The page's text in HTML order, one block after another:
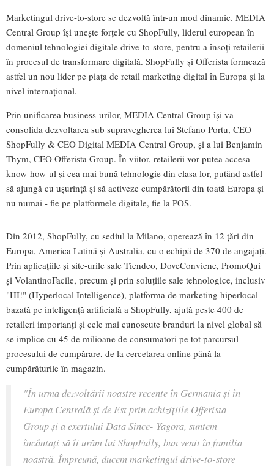
Marketingul drive-to-store se dezvoltă într-un mod dinamic. MEDIA
Central Group își unește forțele cu ShopFully, liderul european în
domeniul tehnologiei digitale drive-to-store, pentru a însoți retailerii
în procesul de transformare digitală. ShopFully și Offerista formează
astfel un nou lider pe piața de retail marketing digital în Europa și la
nivel internațional.
Prin unificarea business-urilor, MEDIA Central Group își va
consolida dezvoltarea sub supravegherea lui Stefano Portu, CEO
ShopFully & CEO Digital MEDIA Central Group, și a lui Benjamin
Thym, CEO Offerista Group. În viitor, retailerii vor putea accesa
know-how-ul și cea mai bună tehnologie din clasa lor, putând astfel
să ajungă cu ușurință și să activeze cumpărătorii din toată Europa și
nu numai - fie pe platformele digitale, fie la POS.
Din 2012, ShopFully, cu sediul la Milano, operează în 12 țări din
Europa, America Latină și Australia, cu o echipă de 370 de angajați.
Prin aplicațiile și site-urile sale Tiendeo, DoveConviene, PromoQui
și VolantinoFacile, precum și prin soluțiile sale tehnologice, inclusiv
"HI!" (Hyperlocal Intelligence), platforma de marketing hiperlocal
bazată pe inteligență artificială a ShopFully, ajută peste 400 de
retaileri importanți și cele mai cunoscute branduri la nivel global să
se implice cu 45 de milioane de consumatori pe tot parcursul
procesului de cumpărare, de la cercetarea online până la
cumpărăturile în magazin.
"În urma dezvoltării noastre recente în Germania și în
Europa Centrală și de Est prin achizițiile Offerista
Group și a exertului Data Since- Yagora, suntem
încântați să îi urăm lui ShopFully, bun venit în familia
noastră. Împreună, ducem marketingul drive-to-store